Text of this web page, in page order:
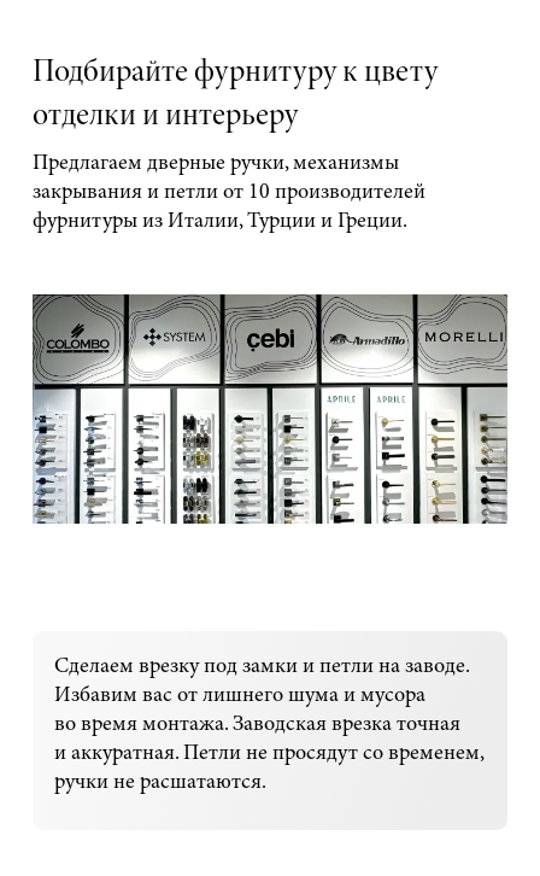
Подбирайте фурнитуру к цвету
отделки и интерьеру
Предлагаем дверные ручки, механизмы
закрывания и петли от 10 производителей
фурнитуры из Италии, Турции и Греции.
Сделаем врезку под замки и петли на заводе.
Избавим вас от лишнего шума и мусора
во время монтажа. Заводская врезка точная
и аккуратная. Петли не просядут со временем,
ручки не расшатаются.